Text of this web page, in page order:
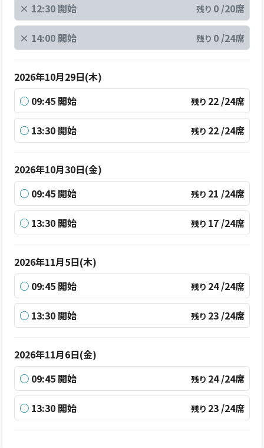
× 12:30 開始 残り0 /20席
× 14:00 開始 残り0 /24席
2026年10月29日(木)
○ 09:45 開始 残り22 /24席
○ 13:30 開始 残り22 /24席
2026年10月30日(金)
○ 09:45 開始 残り21 /24席
○ 13:30 開始 残り17 /24席
2026年11月5日(木)
○ 09:45 開始 残り24 /24席
○ 13:30 開始 残り23 /24席
2026年11月6日(金)
○ 09:45 開始 残り24 /24席
○ 13:30 開始 残り23 /24席